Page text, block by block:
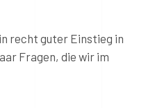
recht guter Einstieg in
Fragen, die wir im